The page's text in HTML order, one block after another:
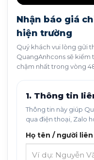
Nhận báo giá
hiện trường
Quý khách vui lòng gửi
QuangAnhcons sẽ kiểm
chậm nhất trong vòng
1. Thông tin
Thông tin này giúp
qua điện thoại, Zalo
Họ tên / người liên